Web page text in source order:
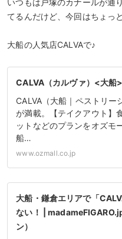
てるんだけど、今回はちょっ
大船の人気店CALVAで♪
CALVA（カルヴァ）<大船
CALVA（大船｜ペストリー
が満載。【テイクアウト】
ットなどのプランをオズモ
船…
www.ozmall.co.jp
大船・鎌倉エリアで「
ない！ |
ン）